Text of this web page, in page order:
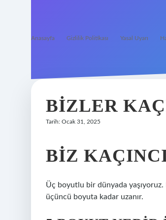
Anasayfa Gizlilik Politikası Yasal Uyarı
BIZLER
Tarih: Ocak 31, 2025
BIZ
Üç boyutlu bir dünyada yaşıyoruz.
üçüncü boyuta kadar uzanır.